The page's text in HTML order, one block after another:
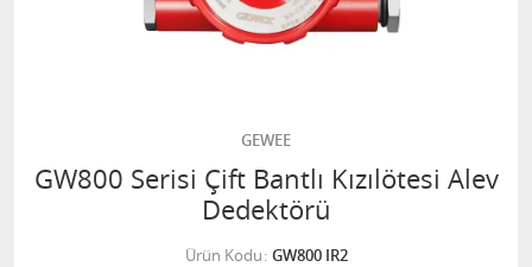
GEWEE
GW800 Serisi Çift Bantlı Kızılötesi Alev
Dedektörü
Ürün Kodu GW800 IR2